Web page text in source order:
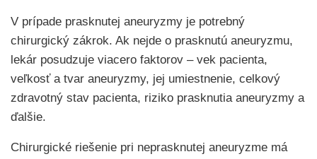
V prípade prasknutej aneuryzmy je potrebný
chirurgický zákrok. Ak nejde o prasknutú aneuryzmu,
lekár posudzuje viacero faktorov – vek pacienta,
veľkosť a tvar aneuryzmy, jej umiestnenie, celkový
zdravotný stav pacienta, riziko prasknutia aneuryzmy a
ďalšie.
Chirurgické riešenie pri neprasknutej aneuryzme má